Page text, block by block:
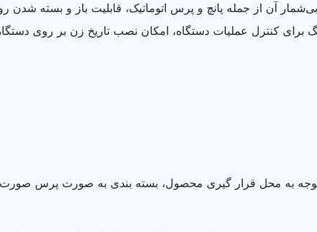
آن از جمله پانچ و پرس اتوماتیک، قابلیت باز و بسته
برای کنترل عملیات دستگاه، امکان نصب تاریخ زن بر روی
به محل قرار گیری محصول، بسته بندی به صورت پرس صورت